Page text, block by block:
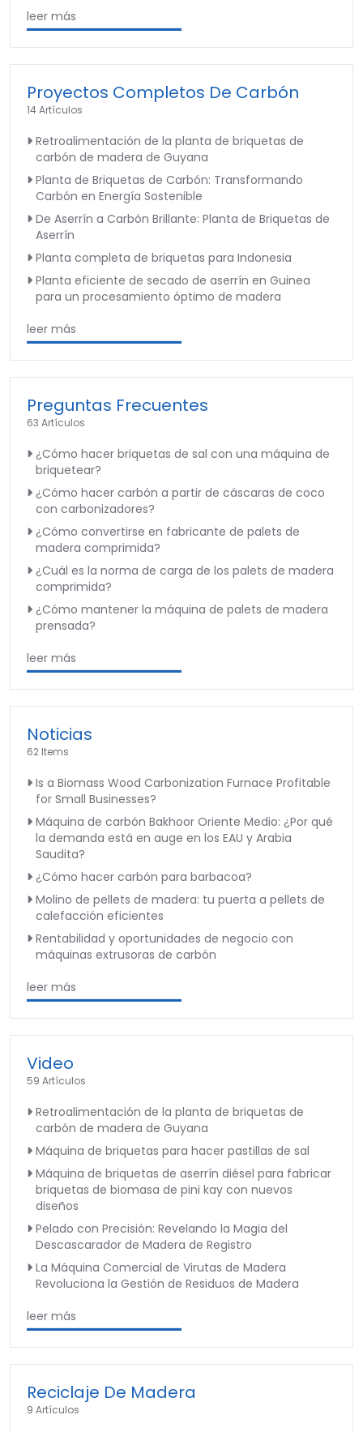
leer más
Proyectos Completos De Carbón
14 Artículos
Retroalimentación de la planta de briquetas de
carbón de madera de Guyana
Planta de Briquetas de Carbón: Transformando
Carbón en Energía Sostenible
De Aserrín a Carbón Brillante: Planta de Briquetas de
Aserrín
Planta completa de briquetas para Indonesia
Planta eficiente de secado de aserrín en Guinea
para un procesamiento óptimo de madera
leer más
Preguntas Frecuentes
63 Artículos
¿Cómo hacer briquetas de sal con una máquina de
briquetear?
¿Cómo hacer carbón a partir de cáscaras de coco
con carbonizadores?
¿Cómo convertirse en fabricante de palets de
madera comprimida?
¿Cuál es la norma de carga de los palets de madera
comprimida?
¿Cómo mantener la máquina de palets de madera
prensada?
leer más
Noticias
62 Items
Is a Biomass Wood Carbonization Furnace Profitable
for Small Businesses?
Máquina de carbón Bakhoor Oriente Medio: ¿Por qué
la demanda está en auge en los EAU y Arabia
Saudita?
¿Cómo hacer carbón para barbacoa?
Molino de pellets de madera: tu puerta a pellets de
calefacción eficientes
Rentabilidad y oportunidades de negocio con
máquinas extrusoras de carbón
leer más
Video
59 Artículos
Retroalimentación de la planta de briquetas de
carbón de madera de Guyana
Máquina de briquetas para hacer pastillas de sal
Máquina de briquetas de aserrín diésel para fabricar
briquetas de biomasa de pini kay con nuevos
diseños
Pelado con Precisión: Revelando la Magia del
Descascarador de Madera de Registro
La Máquina Comercial de Virutas de Madera
Revoluciona la Gestión de Residuos de Madera
leer más
Reciclaje De Madera
9 Artículos